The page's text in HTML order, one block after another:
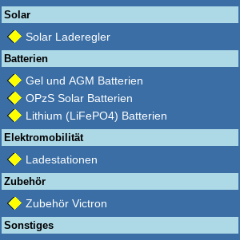
Solar
Solar Laderegler
Batterien
Gel und AGM Batterien
OPzS Solar Batterien
Lithium (LiFePO4) Batterien
Elektromobilität
Ladestationen
Zubehör
Zubehör Victron
Sonstiges